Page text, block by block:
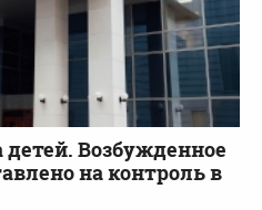
Возбужденное
на контроль в